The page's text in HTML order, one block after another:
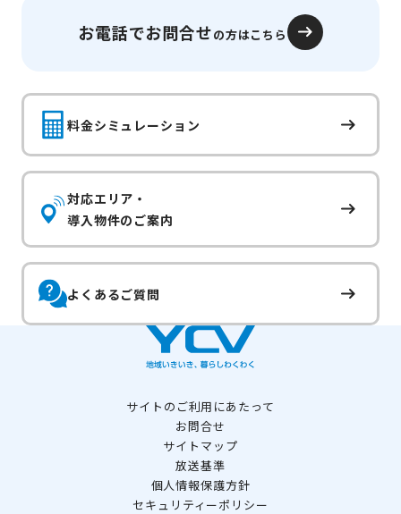
お電話でお問合せの方はこちら
料金シミュレーション
対応エリア・
導入物件のご案内
よくあるご質問
サイトのご利用にあたって
お問合せ
サイトマップ
放送基準
個人情報保護方針
セキュリティーポリシー